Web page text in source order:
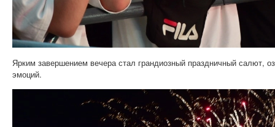
Ярким завершением вечера стал грандиозный праздничный
эмоций.